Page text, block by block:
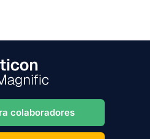
colaboradores